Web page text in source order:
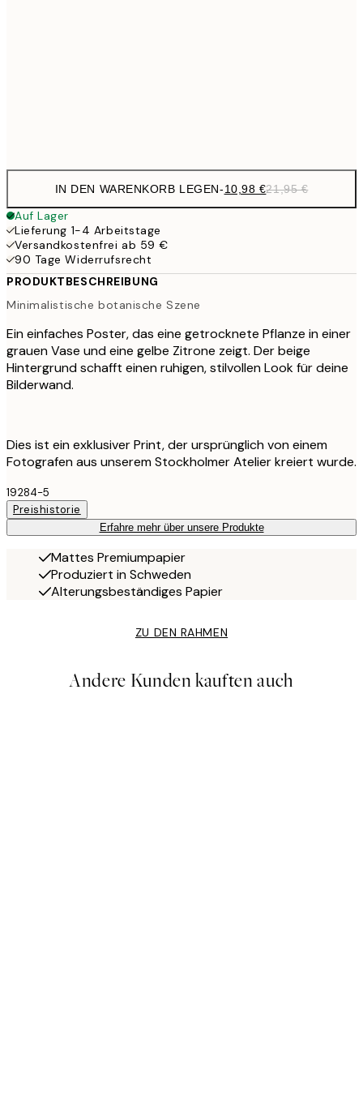
IN DEN WARENKORB LEGEN-10,98 €21,95 €
Auf Lager
Lieferung 1-4 Arbeitstage
Versandkostenfrei ab 59 €
90 Tage Widerrufsrecht
PRODUKTBESCHREIBUNG
Minimalistische botanische Szene
Ein einfaches Poster, das eine getrocknete Pflanze in einer
grauen Vase und eine gelbe Zitrone zeigt. Der beige
Hintergrund schafft einen ruhigen, stilvollen Look für deine
Bilderwand.
Dies ist ein exklusiver Print, der ursprünglich von einem
Fotografen aus unserem Stockholmer Atelier kreiert wurde.
19284-5
Preishistorie
Erfahre mehr über unsere Produkte
Mattes Premiumpapier
Produziert in Schweden
Alterungsbeständiges Papier
ZU DEN RAHMEN
Andere Kunden kauften auch